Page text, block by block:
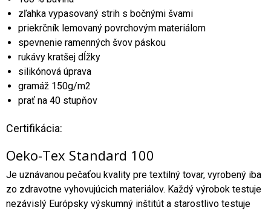
zľahka vypasovaný strih s bočnými švami
priekrčník lemovaný povrchovým materiálom
spevnenie ramenných švov páskou
rukávy kratšej dĺžky
silikónová úprava
gramáž 150g/m2
prať na 40 stupňov
Certifikácia:
Oeko-Tex Standard 100
Je uznávanou pečaťou kvality pre textilný tovar, vyrobený iba
zo zdravotne vyhovujúcich materiálov. Každý výrobok testuje
nezávislý Európsky výskumný inštitút a starostlivo testuje